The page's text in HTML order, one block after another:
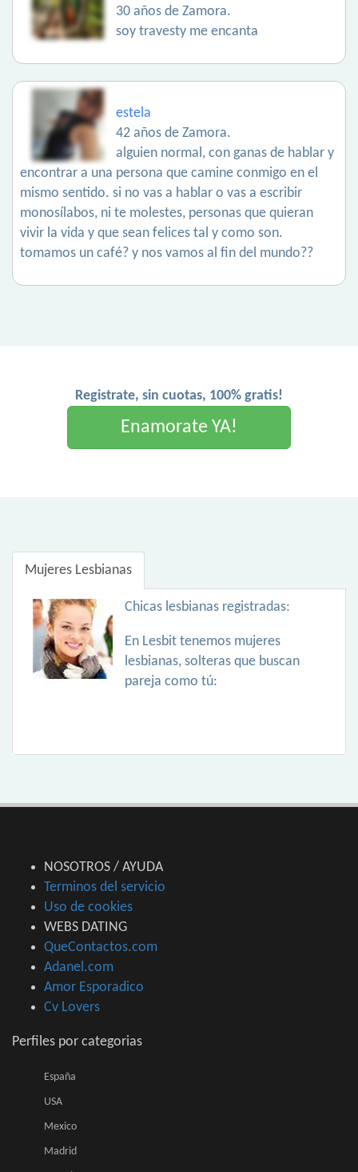
30 años de Zamora.
soy travesty me encanta
estela
42 años de Zamora.
alguien normal, con ganas de hablar y
encontrar a una persona que camine conmigo en el
mismo sentido. si no vas a hablar o vas a escribir
monosílabos, ni te molestes, personas que quieran
vivir la vida y que sean felices tal y como son.
tomamos un café? y nos vamos al fin del mundo??
Registrate, sin cuotas, 100% gratis!
Enamorate YA!
Mujeres Lesbianas
Chicas lesbianas registradas:
En Lesbit tenemos mujeres
lesbianas, solteras que buscan
pareja como tú:
NOSOTROS / AYUDA
Terminos del servicio
Uso de cookies
WEBS DATING
QueContactos.com
Adanel.com
Amor Esporadico
Cv Lovers
Perfiles por categorias
España
USA
Mexico
Madrid